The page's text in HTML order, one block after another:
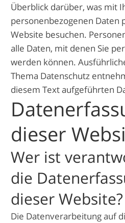
Überblick darüber, was mit
personenbezogenen Daten
Website besuchen.
alle Daten, mit denen Sie
werden können.
Thema Datenschutz
diesem Text aufgeführten
dieser
Wer ist
die
dieser Website?
Die Datenverarbeitung auf